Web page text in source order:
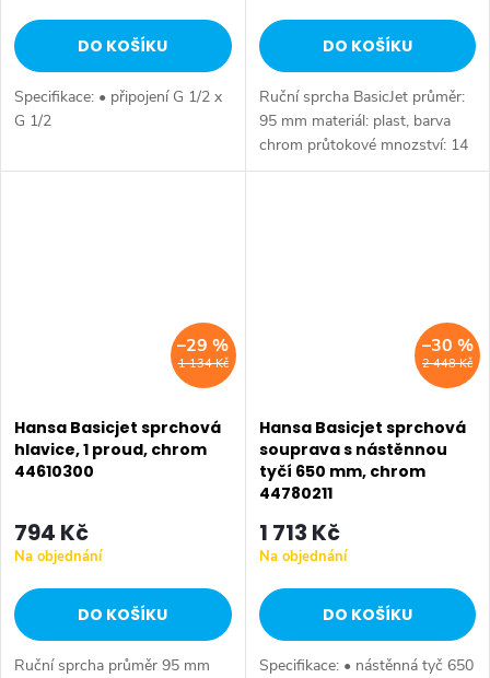
DO KOŠÍKU
Specifikace: • připojení G 1/2 x
G 1/2
DO KOŠÍKU
Ruční sprcha BasicJet průměr:
95 mm materiál: plast, barva
chrom průtokové mnozství: 14
l/min, (při 3 bar hydraulického
1 134 Kč
–29 %
Hansa Basicjet sprchová
hlavice, 1 proud, chrom
44610300
794 Kč
Na objednání
DO KOŠÍKU
Ruční sprcha průměr 95 mm
2 448 Kč
–30 %
Hansa Basicjet sprchová
souprava s nástěnnou
tyčí 650 mm, chrom
44780211
1 713 Kč
Na objednání
DO KOŠÍKU
Specifikace: • nástěnná tyč 650